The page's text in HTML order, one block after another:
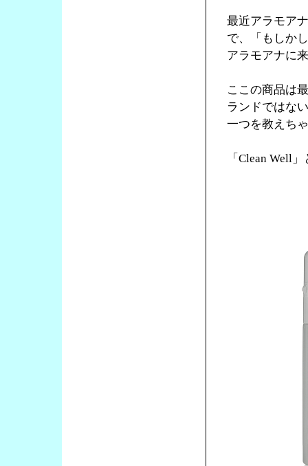
最近アラモア
で、「もしか
アラモアナに
ここの商品は
ランドではな
一つを教えち
「Clean Well